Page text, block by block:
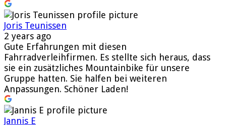
Joris Teunissen
2 years ago
Gute Erfahrungen mit diesen
Fahrradverleihfirmen. Es stellte sich heraus, dass
sie ein zusätzliches Mountainbike für unsere
Gruppe hatten. Sie halfen bei weiteren
Anpassungen. Schöner Laden!
Jannis E